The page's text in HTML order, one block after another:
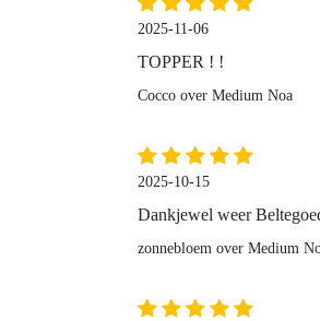
2025-11-06
TOPPER ! !
Cocco over Medium Noa
2025-10-15
Dankjewel weer
zonnebloem over Medium